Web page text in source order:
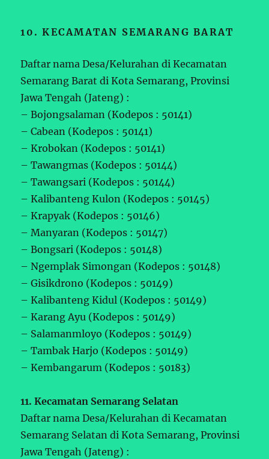
10. KECAMATAN SEMARANG BARAT
Daftar nama Desa/Kelurahan di Kecamatan
Semarang Barat di Kota Semarang, Provinsi
Jawa Tengah (Jateng) :
– Bojongsalaman (Kodepos : 50141)
– Cabean (Kodepos : 50141)
– Krobokan (Kodepos : 50141)
– Tawangmas (Kodepos : 50144)
– Tawangsari (Kodepos : 50144)
– Kalibanteng Kulon (Kodepos : 50145)
– Krapyak (Kodepos : 50146)
– Manyaran (Kodepos : 50147)
– Bongsari (Kodepos : 50148)
– Ngemplak Simongan (Kodepos : 50148)
– Gisikdrono (Kodepos : 50149)
– Kalibanteng Kidul (Kodepos : 50149)
– Karang Ayu (Kodepos : 50149)
– Salamanmloyo (Kodepos : 50149)
– Tambak Harjo (Kodepos : 50149)
– Kembangarum (Kodepos : 50183)
11. Kecamatan Semarang Selatan
Daftar nama Desa/Kelurahan di Kecamatan
Semarang Selatan di Kota Semarang, Provinsi
Jawa Tengah (Jateng) :